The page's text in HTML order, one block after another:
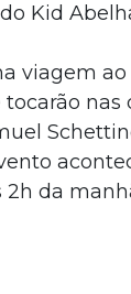
Kid
viagem
nas
2h da